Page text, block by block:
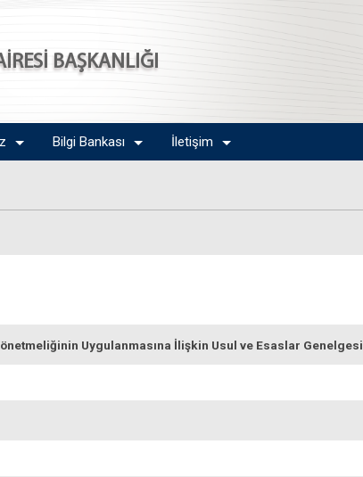
BAŞKANLIĞI
Bilgi Bankası İletişim
Uygulanmasına İlişkin Usul ve Esaslar Genelgesi